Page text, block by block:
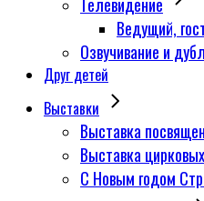
Ведущий,
Озвучивание и
Друг детей
Выставки
Выставка
Выставка
С Новым годом